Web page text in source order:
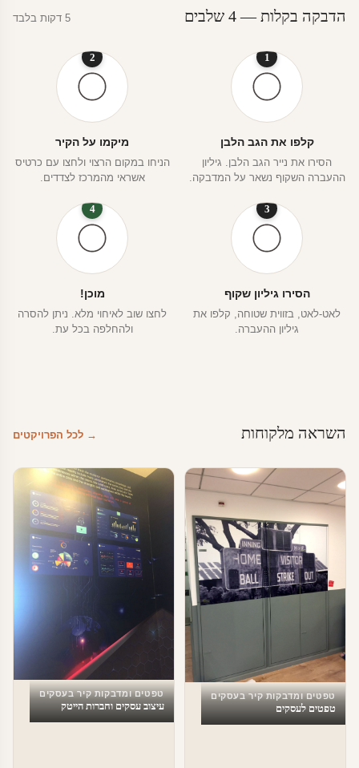
הדבקה בקלות — 4 שלבים 5 דקות בלבד
1
קלפו את הגב הלבן
הסירו את נייר הגב הלבן. גיליון
ההעברה השקוף נשאר על המדבקה.
2
מיקמו על הקיר
הניחו במקום הרצוי ולחצו עם כרטיס
אשראי מהמרכז לצדדים.
3
הסירו גיליון שקוף
לאט-לאט, בזווית שטוחה, קלפו את
גיליון ההעברה.
4
מוכן!
לחצו שוב לאיחוי מלא. ניתן להסרה
ולהחלפה בכל עת.
השראה מלקוחות → לכל הפרויקטים
טפטים ומדבקות קיר בעסקים
טפטים לעסקים
טפטים ומדבקות קיר בעסקים
עיצוב עסקים וחברות הייטק